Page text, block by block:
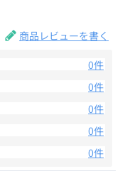
商品レビューを書く
0件
0件
0件
0件
0件